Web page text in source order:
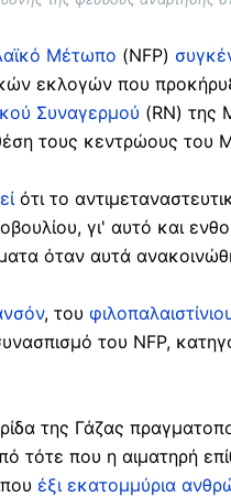
Μέτωπο (NFP)
εκλογών που
Συναγερμού (RN) της
τους κεντρώους του
ότι το
γι' αυτό και
όταν αυτά
, του
του NFP,
της Γάζας
τότε που η αιματηρή
έξι εκατομμύρια